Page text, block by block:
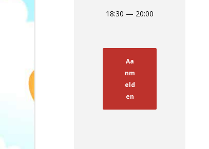
18:30 — 20:00
Aa
nm
eld
en